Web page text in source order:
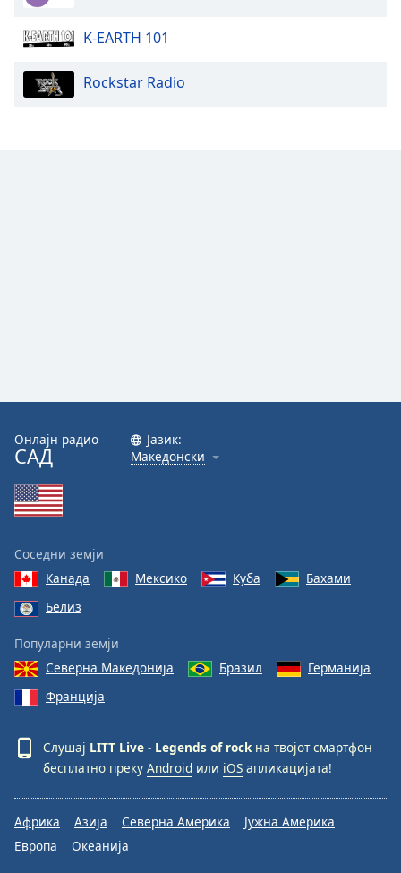
K-EARTH 101
Rockstar Radio
Онлајн радио
САД
Јазик:
Македонски
Соседни земји
Канада
Мексико Куба
Бахами
Белиз
Популарни земји
Северна Македонија
Бразил
Германија
Франција
Слушај LITT Live - Legends of rockна твојот смартфон
бесплатно преку Android или iOS апликацијата!
Африка Азија Северна Америка
Јужна Америка
Европа
Океанија